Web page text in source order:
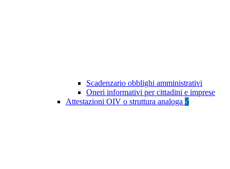
Scadenzario obblighi amministrativi
Oneri informativi per cittadini e imprese
Attestazioni OIV o struttura analoga 5